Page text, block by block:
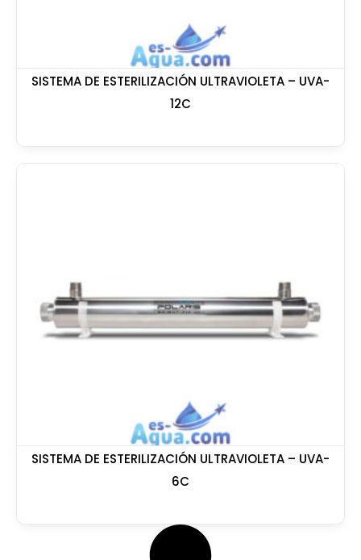
SISTEMA DE ESTERILIZACIÓN ULTRAVIOLETA – UVA-
12C
SISTEMA DE ESTERILIZACIÓN ULTRAVIOLETA – UVA-
6C